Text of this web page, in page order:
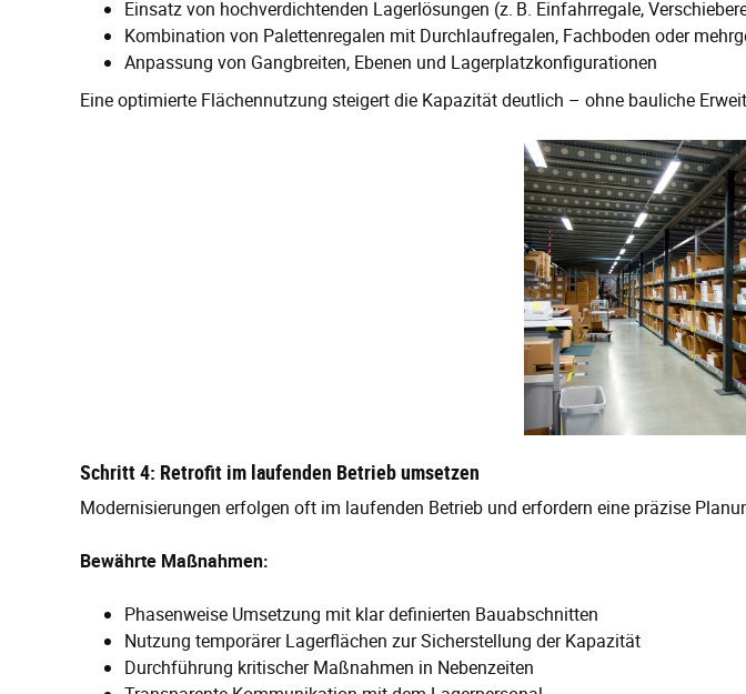
Einsatz von hochverdichtenden Lagerlösungen (z. B. Einfahrregale,
Kombination von Palettenregalen mit Durchlaufregalen, Fachboden oder
Anpassung von Gangbreiten, Ebenen und Lagerplatzkonfigurationen
Eine optimierte Flächennutzung steigert die Kapazität deutlich – ohne bauliche
Schritt 4: Retrofit im laufenden Betrieb umsetzen
Modernisierungen erfolgen oft im laufenden Betrieb und erfordern eine präzise
Bewährte Maßnahmen:
Phasenweise Umsetzung mit klar definierten Bauabschnitten
Nutzung temporärer Lagerflächen zur Sicherstellung der Kapazität
Durchführung kritischer Maßnahmen in Nebenzeiten